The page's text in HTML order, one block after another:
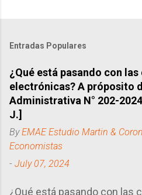
Entradas Populares
¿Qué está pasando con
electrónicas? A próposito
Administrativa N° 202-
J.]
ByEMAE Estudio Martin &
Economistas
- July 07, 2024
¿Qué está pasando con las